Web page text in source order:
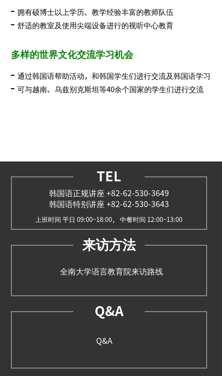
拥有硕博士以上学历、教学经验丰富的教师队伍
舒适的教室及使用尖端设备进行的视听中心教育
多样的世界文化交流学习机会
通过韩国语帮助活动，和韩国学生们进行交流及韩国语学习
可与越南、乌兹别克斯坦等40余个国家的学生们进行交流
TEL
韩国语正规讲座 +82-62-530-3649
韩国语特别讲座 +82-62-530-3643
上班时间 平日 09:00~18:00， 中餐时间 12:00~13:00
来访方法
全南大学语言教育院来访路线
Q&A
Q&A